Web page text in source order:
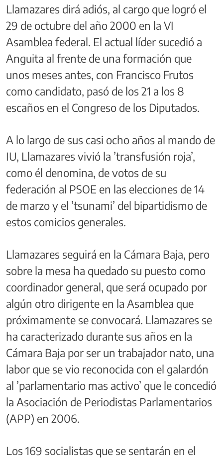
Llamazares dirá adiós, al cargo que logró el
29 de octubre del año 2000 en la VI
Asamblea federal. El actual líder sucedió a
Anguita al frente de una formación que
unos meses antes, con Francisco Frutos
como candidato, pasó de los 21 a los 8
escaños en el Congreso de los Diputados.
A lo largo de sus casi ocho años al mando de
IU, Llamazares vivió la ’transfusión roja’,
como él denomina, de votos de su
federación al PSOE en las elecciones de 14
de marzo y el ’tsunami’ del bipartidismo de
estos comicios generales.
Llamazares seguirá en la Cámara Baja, pero
sobre la mesa ha quedado su puesto como
coordinador general, que será ocupado por
algún otro dirigente en la Asamblea que
próximamente se convocará. Llamazares se
ha caracterizado durante sus años en la
Cámara Baja por ser un trabajador nato, una
labor que se vio reconocida con el galardón
al ’parlamentario mas activo’ que le concedió
la Asociación de Periodistas Parlamentarios
(APP) en 2006.
Los 169 socialistas que se sentarán en el